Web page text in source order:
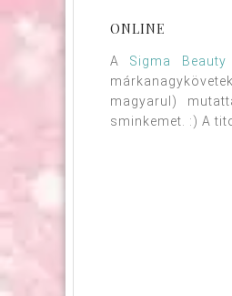
ONLINE
A Sigma Beauty
magyarul)
sminkemet. :) A